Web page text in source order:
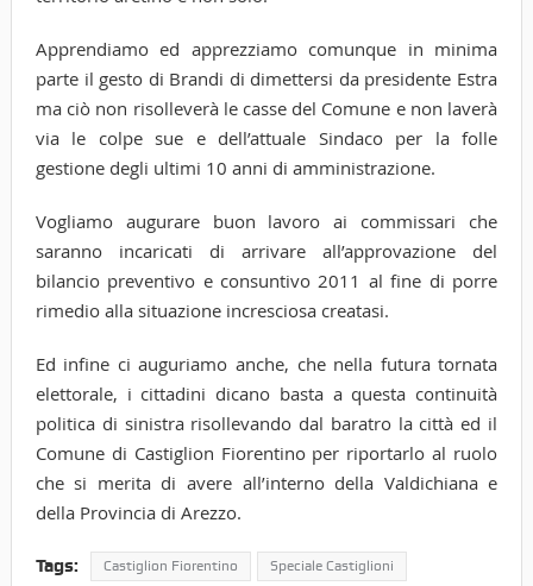
Apprendiamo ed apprezziamo comunque in minima
parte il gesto di Brandi di dimettersi da presidente Estra
ma ciò non risolleverà le casse del Comune e non laverà
via le colpe sue e dell’attuale Sindaco per la folle
gestione degli ultimi 10 anni di amministrazione.
Vogliamo augurare buon lavoro ai commissari che
saranno incaricati di arrivare all’approvazione del
bilancio preventivo e consuntivo 2011 al fine di porre
rimedio alla situazione incresciosa creatasi.
Ed infine ci auguriamo anche, che nella futura tornata
elettorale, i cittadini dicano basta a questa continuità
politica di sinistra risollevando dal baratro la città ed il
Comune di Castiglion Fiorentino per riportarlo al ruolo
che si merita di avere all’interno della Valdichiana e
della Provincia di Arezzo.
Tags: Castiglion Fiorentino Speciale Castiglioni